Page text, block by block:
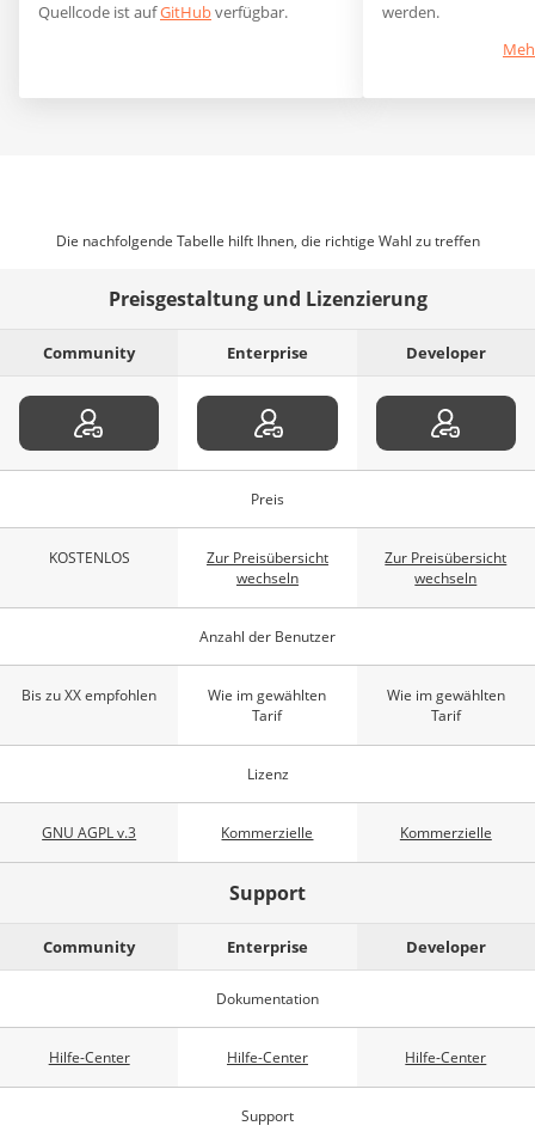
Quellcode ist aufGitHubverfügbar.
werden.
Die nachfolgende Tabelle hilft Ihnen, die richtige Wahl zu treffen
Preisgestaltung und Lizenzierung
Community Enterprise Developer
Preis
KOSTENLOS
Zur Preisübersicht
wechseln
Zur Preisübersicht
wechseln
Anzahl der Benutzer
Bis zu XX empfohlen
Wie im gewählten
Tarif
Wie im gewählten
Tarif
Lizenz
GNU AGPL v.3 Kommerzielle Kommerzielle
Support
Community Enterprise Developer
Dokumentation
Hilfe-Center Hilfe-Center Hilfe-Center
Support